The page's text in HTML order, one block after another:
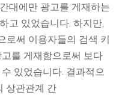
대에만 광고를 게재하는
고 있었습니다. 하지만,
로써 이용자들의 검색 키
를 게재함으로써 보다
있었습니다. 결과적으
상관관계 간